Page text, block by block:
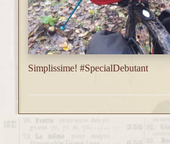
Simplissime! #SpecialDebutant